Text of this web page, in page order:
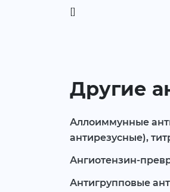
[]
Другие
Аллоиммунные
антирезусные),
Ангиотензин-
Антигрупповые